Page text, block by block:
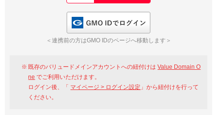
GMO ID Amazon
※AmazonはValue Domain Oneのログイン画面へ遷移します
Google Yahoo!
GMO ID
＜連携前の方はGMO IDのページへ移動します＞
既存のバリュードメインアカウントへの紐付けはValue Domain O
ne でご利用いただけます。
ログイン後、「 マイページ > ログイン設定 」から紐付けを行って
ください。